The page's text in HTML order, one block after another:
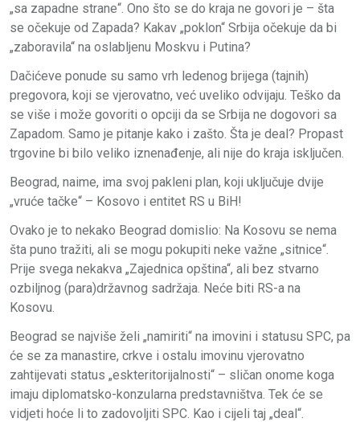
„sa zapadne strane“. Ono što se do kraja ne govori je – šta
se očekuje od Zapada? Kakav „poklon“ Srbija očekuje da bi
„zaboravila“ na oslabljenu Moskvu i Putina?
Dačićeve ponude su samo vrh ledenog brijega (tajnih)
pregovora, koji se vjerovatno, već uveliko odvijaju. Teško da
se više i može govoriti o opciji da se Srbija ne dogovori sa
Zapadom. Samo je pitanje kako i zašto. Šta je deal? Propast
trgovine bi bilo veliko iznenađenje, ali nije do kraja isključen.
Beograd, naime, ima svoj pakleni plan, koji uključuje dvije
„vruće tačke“ – Kosovo i entitet RS u BiH!
Ovako je to nekako Beograd domislio: Na Kosovu se nema
šta puno tražiti, ali se mogu pokupiti neke važne „sitnice“.
Prije svega nekakva „Zajednica opština“, ali bez stvarno
ozbiljnog (para)državnog sadržaja. Neće biti RS-a na
Kosovu.
Beograd se najviše želi „namiriti“ na imovini i statusu SPC, pa
će se za manastire, crkve i ostalu imovinu vjerovatno
zahtijevati status „eskteritorijalnosti“ – sličan onome koga
imaju diplomatsko-konzularna predstavništva. Tek će se
vidjeti hoće li to zadovoljiti SPC. Kao i cijeli taj „deal“.